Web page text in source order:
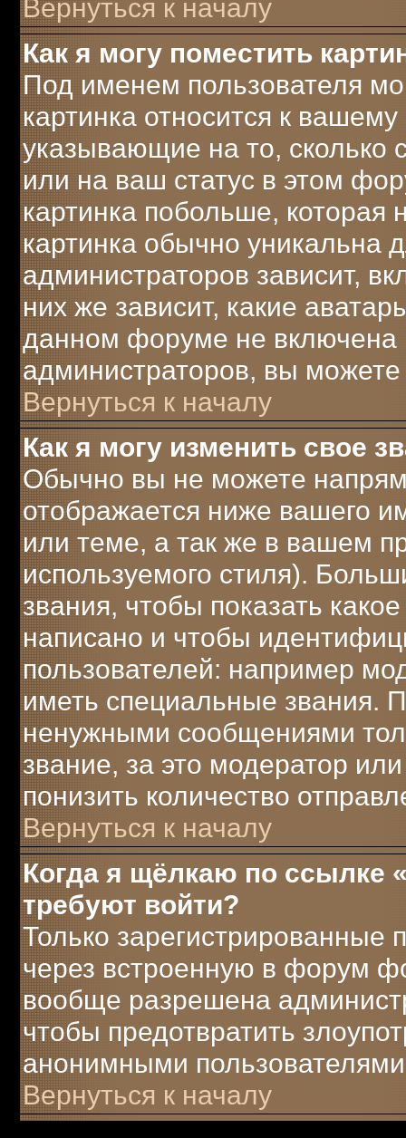
Вернуться к началу
Как я могу поместить
Под именем пользователя
картинка относится к
указывающие на то,
или на ваш статус в этом
картинка побольше, которая
картинка обычно уникальна
администраторов зависит,
них же зависит, какие
данном форуме не включена
администраторов, вы
Вернуться к началу
Как я могу изменить свое
Обычно вы не можете
отображается ниже вашего
или теме, а так же в вашем
используемого стиля).
звания, чтобы показать
написано и чтобы
пользователей: например
иметь специальные звания.
ненужными сообщениями
звание, за это модератор
понизить количество
Вернуться к началу
Когда я щёлкаю по ссылке
требуют войти?
Только зарегистрированные
через встроенную в форум
вообще разрешена
чтобы предотвратить
анонимными
Вернуться к началу